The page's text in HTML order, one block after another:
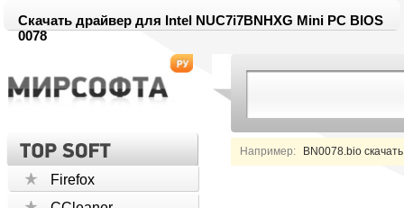
Скачать драйвер для Intel NUC7i7BNHXG Mini PC BIOS
0078
Например: BN0078.bio скачать
Firefox